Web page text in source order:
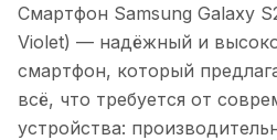
Смартфон Samsung Galaxy
Violet) — надёжный и
смартфон, который
всё, что требуется от
устройства: